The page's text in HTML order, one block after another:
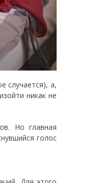
случается), а,
никак не
Но главная
голос